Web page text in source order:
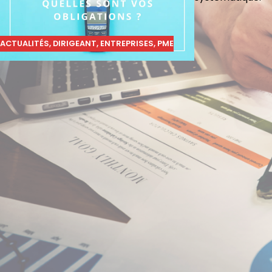
ACTUALITÉS, DIRIGEANT, ENTREPRISES, PME
SOFINOR
4, place
sofinor-